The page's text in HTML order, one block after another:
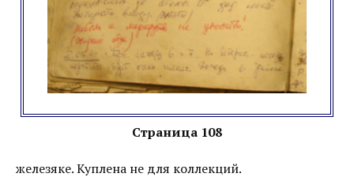
Страница 108
железяке. Куплена не для коллекций.